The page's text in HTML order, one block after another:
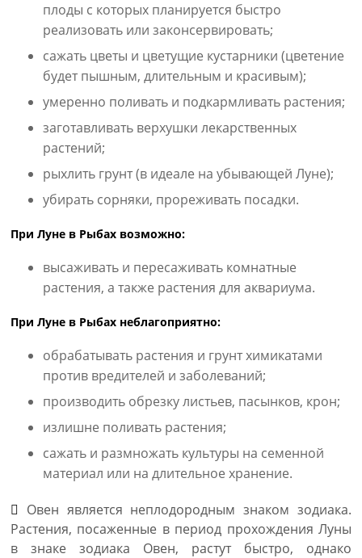
плоды с которых планируется быстро
реализовать или законсервировать;
сажать цветы и цветущие кустарники (цветение
будет пышным, длительным и красивым);
умеренно поливать и подкармливать растения;
заготавливать верхушки лекарственных
растений;
рыхлить грунт (в идеале на убывающей Луне);
убирать сорняки, прореживать посадки.
При Луне в Рыбах возможно:
высаживать и пересаживать комнатные
растения, а также растения для аквариума.
При Луне в Рыбах неблагоприятно:
обрабатывать растения и грунт химикатами
против вредителей и заболеваний;
производить обрезку листьев, пасынков, крон;
излишне поливать растения;
сажать и размножать культуры на семенной
материал или на длительное хранение.
Овен является неплодородным знаком зодиака.
Растения, посаженные в период прохождения Луны
в знаке зодиака Овен, растут быстро, однако